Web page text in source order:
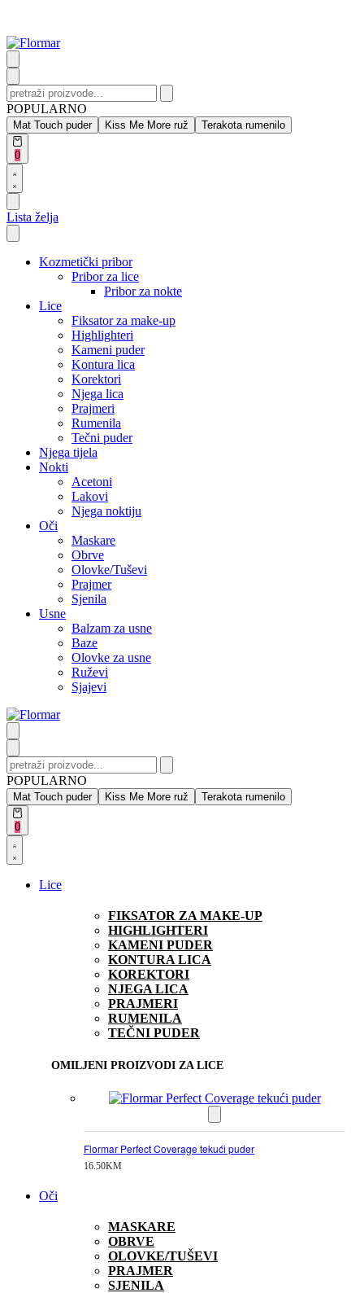
content
Search
for:
POPULARNO
Mat Touch puder Kiss Me More ruž Terakota rumenilo
0Open
cart
Open
Account
details
Lista želja
Kozmetički pribor
Pribor za lice
Pribor za nokte
Lice
Fiksator za make-up
Highlighteri
Kameni puder
Kontura lica
Korektori
Njega lica
Prajmeri
Rumenila
Tečni puder
Njega tijela
Nokti
Acetoni
Lakovi
Njega noktiju
Oči
Maskare
Obrve
Olovke/Tuševi
Prajmer
Sjenila
Usne
Balzam za usne
Baze
Olovke za usne
Ruževi
Sjajevi
Search
for:
POPULARNO
Mat Touch puder Kiss Me More ruž Terakota rumenilo
0Open
cart
Open
Account
details
Lice
FIKSATOR ZA MAKE-UP
HIGHLIGHTERI
KAMENI PUDER
KONTURA LICA
KOREKTORI
NJEGA LICA
PRAJMERI
RUMENILA
TEČNI PUDER
OMILJENI PROIZVODI ZA LICE
Flormar Perfect Coverage tekući puder
16.50KM
Oči
MASKARE
OBRVE
OLOVKE/TUŠEVI
PRAJMER
SJENILA